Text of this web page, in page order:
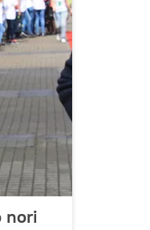
nori